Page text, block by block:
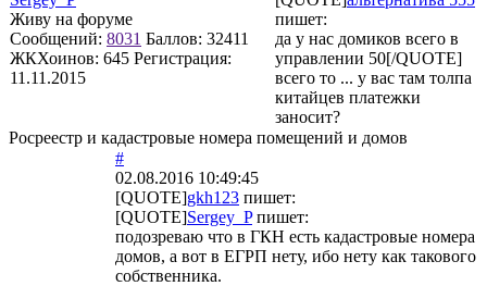
Живу на форуме
Сообщений: 8031 Баллов: 32411
ЖКХоинов: 645 Регистрация:
11.11.2015
пишет:
да у нас домиков всего в
управлении 50[/QUOTE]
всего то ... у вас там толпа
китайцев платежки
заносит?
Росреестр и кадастровые номера помещений и домов
#
02.08.2016 10:49:45
[QUOTE]gkh123 пишет:
[QUOTE]Sergey_Pпишет:
подозреваю что в ГКН есть кадастровые номера
домов, а вот в ЕГРП нету, ибо нету как такового
собственника.